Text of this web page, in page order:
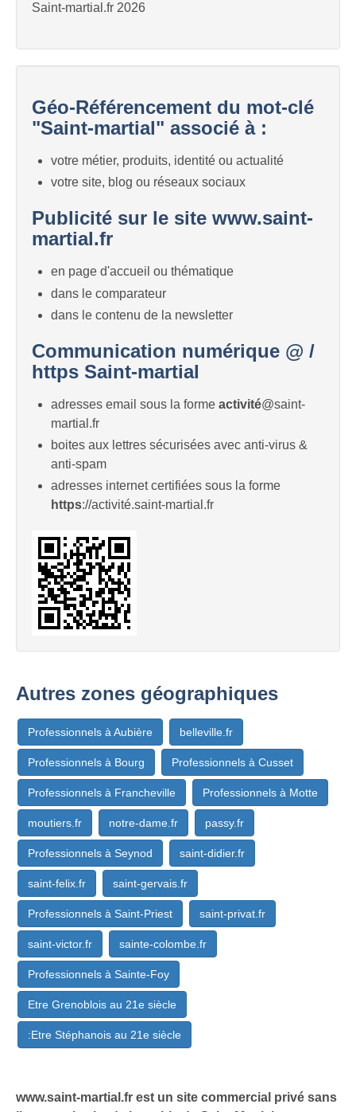
Saint-martial.fr 2026
Géo-Référencement du mot-clé
"Saint-martial" associé à :
votre métier, produits, identité ou actualité
votre site, blog ou réseaux sociaux
Publicité sur le site www.saint-
martial.fr
en page d'accueil ou thématique
dans le comparateur
dans le contenu de la newsletter
Communication numérique @ /
https Saint-martial
adresses email sous la forme activité@saint-
martial.fr
boites aux lettres sécurisées avec anti-virus &
anti-spam
adresses internet certifiées sous la forme
https://activité.saint-martial.fr
Autres zones géographiques
Professionnels à Aubière belleville.fr
Professionnels à Bourg Professionnels à Cusset
Professionnels à Francheville Professionnels à Motte
moutiers.fr notre-dame.fr passy.fr
Professionnels à Seynod saint-didier.fr
saint-felix.fr saint-gervais.fr
Professionnels à Saint-Priest saint-privat.fr
saint-victor.fr sainte-colombe.fr
Professionnels à Sainte-Foy
Etre Grenoblois au 21e siècle
:Etre Stéphanois au 21e siècle
www.saint-martial.fr est un site commercial privé sans